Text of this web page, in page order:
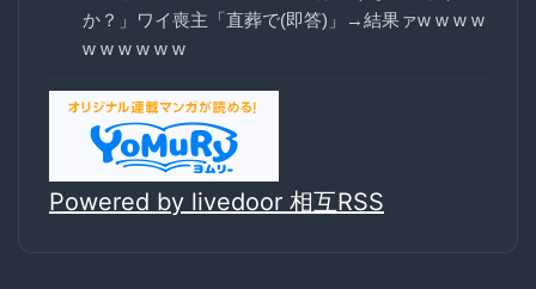
か？」ワイ喪主「直葬で(即答)」→結果ァw w w w
w w w w w w
Powered by livedoor 相互RSS